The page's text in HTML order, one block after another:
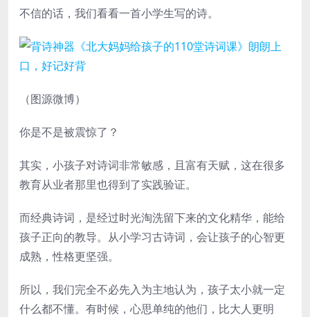
不信的话，我们看看一首小学生写的诗。
（图源微博）
你是不是被震惊了？
其实，小孩子对诗词非常敏感，且富有天赋，这在很多
教育从业者那里也得到了实践验证。
而经典诗词，是经过时光淘洗留下来的文化精华，能给
孩子正向的教导。从小学习古诗词，会让孩子的心智更
成熟，性格更坚强。
所以，我们完全不必先入为主地认为，孩子太小就一定
什么都不懂。有时候，心思单纯的他们，比大人更明